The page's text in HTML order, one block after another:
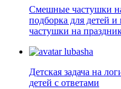
Смешные частушки
подборка для детей и
частушки на
lubasha
Детская задача на
детей с ответами